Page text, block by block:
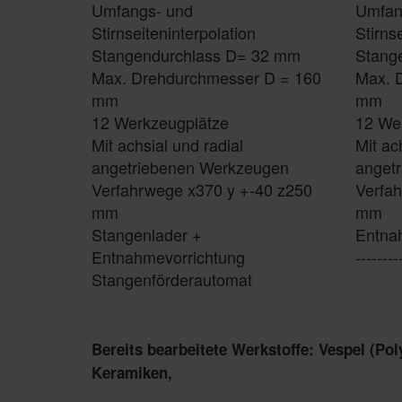
Umfangs- und
Stirnseiteninterpolation
Stangendurchlass D= 32 mm
Max. Drehdurchmesser D = 160
mm
12 Werkzeugplätze
Mit achsial und radial
angetriebenen Werkzeugen
Verfahrwege x370 y +-40 z250
mm
Stangenlader +
Entnahmevorrichtung
Stangenförderautomat
Max.
mm
12
Mit
mm
Bereits bearbeitete Werkstoffe: Vespel
Keramiken,